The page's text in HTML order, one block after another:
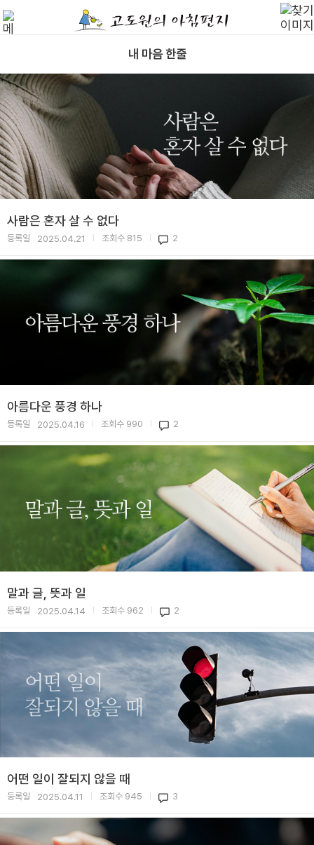
내 마음 한줄
사람은 혼자 살 수 없다
등록일 2025.04.21 조회수 815 2
아름다운 풍경 하나
등록일 2025.04.16 조회수 990 2
말과 글, 뜻과 일
등록일 2025.04.14 조회수 962 2
어떤 일이 잘되지 않을 때
등록일 2025.04.11 조회수 945 3